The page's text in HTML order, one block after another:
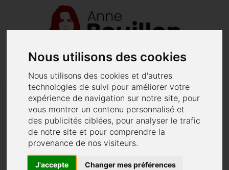
Nous utilisons des cookies
Nous utilisons des cookies et d'autres
technologies de suivi pour améliorer votre
expérience de navigation sur notre site, pour
vous montrer un contenu personnalisé et
des publicités ciblées, pour analyser le trafic
de notre site et pour comprendre la
provenance de nos visiteurs.
J'accepte Changer mes préférences
menu
L'épouse victime de pratiques
d'un autre temps
Anne Bouillon intervient auprès d'une nouvelle
victime de violences conjugales